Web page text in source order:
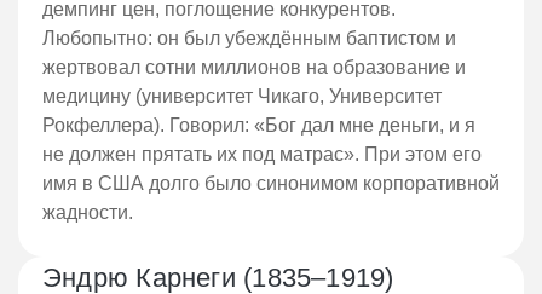
демпинг цен, поглощение конкурентов.
Любопытно: он был убеждённым баптистом и
жертвовал сотни миллионов на образование и
медицину (университет Чикаго, Университет
Рокфеллера). Говорил: «Бог дал мне деньги, и я
не должен прятать их под матрас». При этом его
имя в США долго было синонимом корпоративной
жадности.
Эндрю Карнеги (1835–1919)